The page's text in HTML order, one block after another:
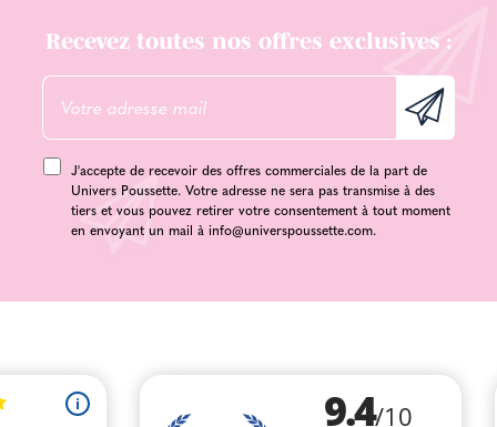
Recevez toutes nos offres exclusives :
J'accepte de recevoir des offres commerciales de la part de
Univers Poussette. Votre adresse ne sera pas transmise à des
tiers et vous pouvez retirer votre consentement à tout moment
en envoyant un mail à info@universpoussette.com.